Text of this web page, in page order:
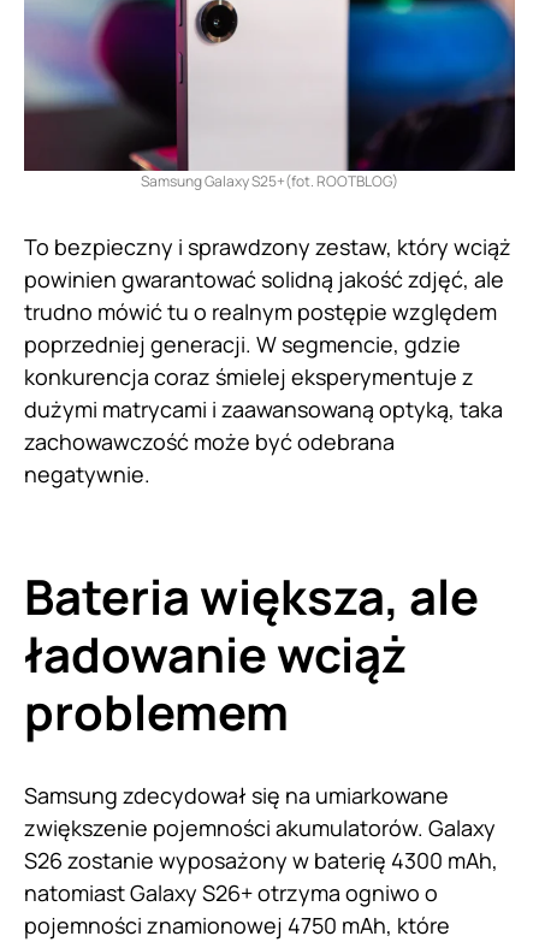
Samsung Galaxy S25+(fot. ROOTBLOG)
To bezpieczny i sprawdzony zestaw, który wciąż
powinien gwarantować solidną jakość zdjęć, ale
trudno mówić tu o realnym postępie względem
poprzedniej generacji. W segmencie, gdzie
konkurencja coraz śmielej eksperymentuje z
dużymi matrycami i zaawansowaną optyką, taka
zachowawczość może być odebrana
negatywnie.
Bateria większa, ale
ładowanie wciąż
problemem
Samsung zdecydował się na umiarkowane
zwiększenie pojemności akumulatorów. Galaxy
S26 zostanie wyposażony w baterię 4300 mAh,
natomiast Galaxy S26+ otrzyma ogniwo o
pojemności znamionowej 4750 mAh, które